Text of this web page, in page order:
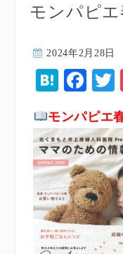
モンパピ
2024年2月28日
モンパピエ